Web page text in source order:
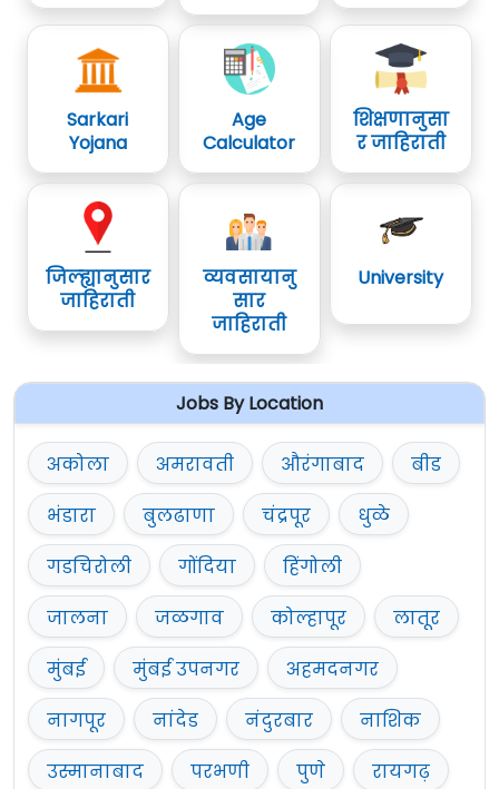
Sarkari
Yojana
Age
Calculator
शिक्षणानुसा
र जाहिराती
जिल्ह्यानुसार
जाहिराती
व्यवसायानु
सार
जाहिराती
University
Jobs By Location
अकोला अमरावती औरंगाबाद
बीड
भंडारा
बुलढाणा चंद्रपूर
धुळे
गडचिरोली
गोंदिया
हिंगोली
जालना
जळगाव कोल्हापूर
लातूर
मुंबई
मुंबई उपनगर
अहमदनगर
नागपूर
नांदेड नंदुरबार
नाशिक
उस्मानाबाद
परभणी पुणे
रायगढ़